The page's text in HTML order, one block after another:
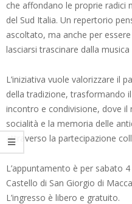
che affondano le proprie radici
del Sud Italia. Un repertorio
ascoltato, ma anche per
lasciarsi trascinare dalla
L’iniziativa vuole valorizzare il
della tradizione, trasformando
incontro e condivisione, dove
socialità e la memoria delle
attraverso la partecipazione
L’appuntamento è per sabato
Castello di San Giorgio di
L’ingresso è libero e gratuito.